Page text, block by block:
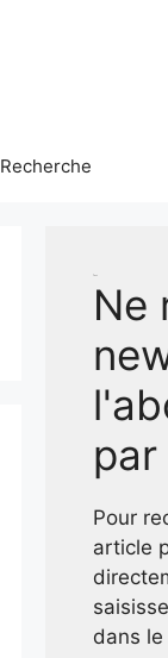
Recherche
Ne
Pour
article
dans